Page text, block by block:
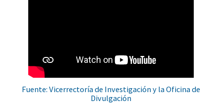
Fuente: Vicerrectoría de Investigación y la Oficina de
Divulgación